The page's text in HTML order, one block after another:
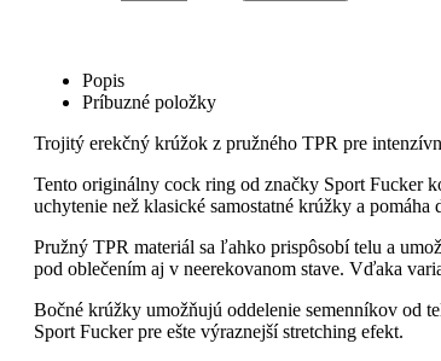
Popis
Príbuzné položky
Trojitý erekčný krúžok z pružného TPR pre
Tento originálny cock ring od značky Sport Fucker
uchytenie než klasické samostatné krúžky a
Pružný TPR materiál sa ľahko prispôsobí telu a
pod oblečením aj v neerekovanom stave. Vďaka
Bočné krúžky umožňujú oddelenie semenníkov od
Sport Fucker pre ešte výraznejší stretching efekt.